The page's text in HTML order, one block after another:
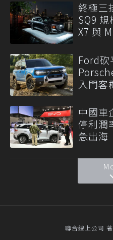
終極三
SQ9
X7 與
Ford砍
入門客
中國車
停利潤
急出海
聯合線上公司